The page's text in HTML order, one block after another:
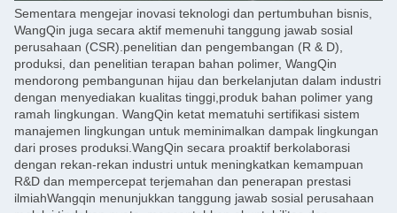
Sementara mengejar inovasi teknologi dan pertumbuhan bisnis,
WangQin juga secara aktif memenuhi tanggung jawab sosial
perusahaan (CSR). penelitian dan pengembangan (R & D),
produksi, dan penelitian terapan bahan polimer, WangQin
mendorong pembangunan hijau dan berkelanjutan dalam industri
dengan menyediakan kualitas tinggi,produk bahan polimer yang
ramah lingkungan. WangQin ketat mematuhi sertifikasi sistem
manajemen lingkungan untuk meminimalkan dampak lingkungan
dari proses produksi.WangQin secara proaktif berkolaborasi
dengan rekan-rekan industri untuk meningkatkan kemampuan
R&D dan mempercepat terjemahan dan penerapan prestasi
ilmiahWangqin menunjukkan tanggung jawab sosial perusahaan